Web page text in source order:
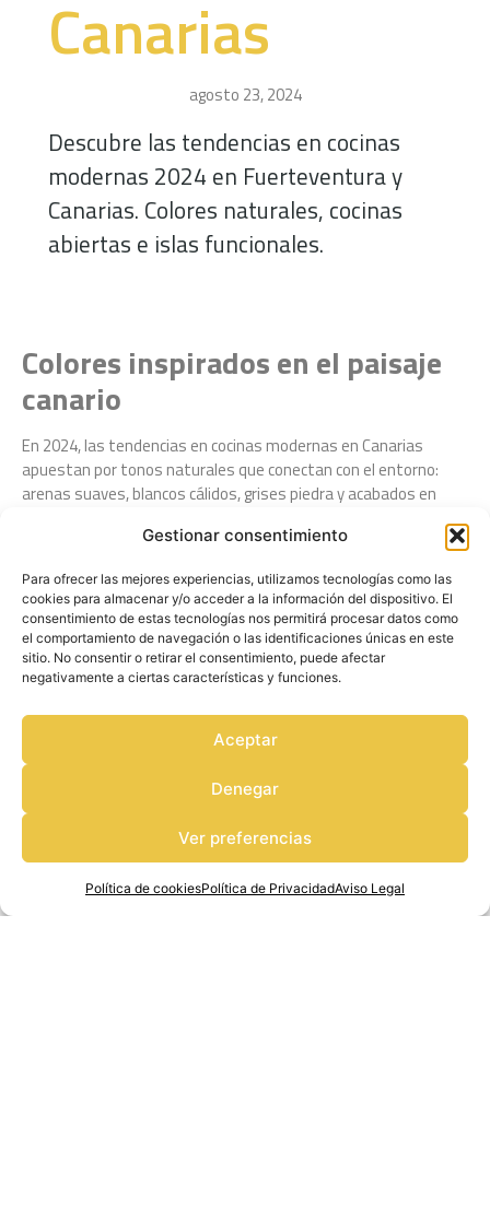
Gestionar consentimiento
Para ofrecer las mejores experiencias, utilizamos tecnologías como las
cookies para almacenar y/o acceder a la información del dispositivo. El
consentimiento de estas tecnologías nos permitirá procesar datos como
el comportamiento de navegación o las identificaciones únicas en este
sitio. No consentir o retirar el consentimiento, puede afectar
negativamente a ciertas características y funciones.
Aceptar
Denegar
Ver preferencias
Política de cookiesPolítica de PrivacidadAviso Legal
Canarias
agosto 23, 2024
Descubre las tendencias en cocinas
modernas 2024 en Fuerteventura y
Canarias. Colores naturales, cocinas
abiertas e islas funcionales.
Colores inspirados en el paisaje
canario
En 2024, las tendencias en cocinas modernas en Canarias
apuestan por tonos naturales que conectan con el entorno:
arenas suaves, blancos cálidos, grises piedra y acabados en
perfectamente con la arquitectura típica de Fuerteventura.